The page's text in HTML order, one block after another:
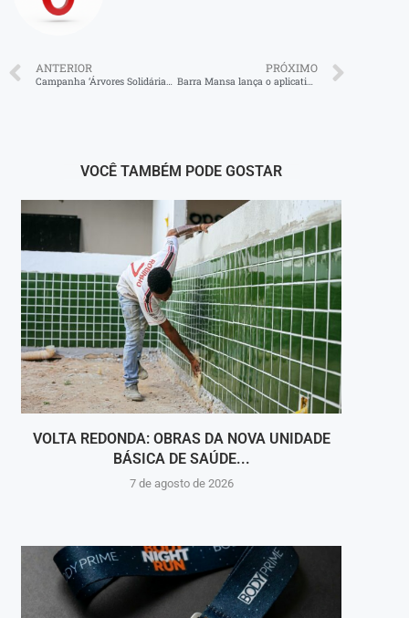
ANTERIOR
Campanha ‘Árvores Solidárias’ em VR
PRÓXIMO
Barra Mansa lança o aplicativo Governo Presente
VOCÊ TAMBÉM PODE GOSTAR
VOLTA REDONDA: OBRAS DA NOVA UNIDADE
BÁSICA DE SAÚDE...
7 de agosto de 2026